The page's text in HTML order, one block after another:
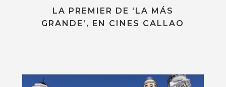
LA PREMIER DE ‘LA MÁS
GRANDE’, EN CINES CALLAO